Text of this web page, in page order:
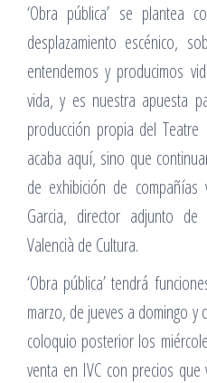
‘Obra pública’ se plantea
desplazamiento escénico,
entendemos y producimos
vida, y es nuestra apuesta
producción propia del
acaba aquí, sino que
de exhibición de compañías
Garcia, director adjunto
Valencià de Cultura.
‘Obra pública’ tendrá
marzo, de jueves a domingo y
coloquio posterior los
venta en IVC con precios